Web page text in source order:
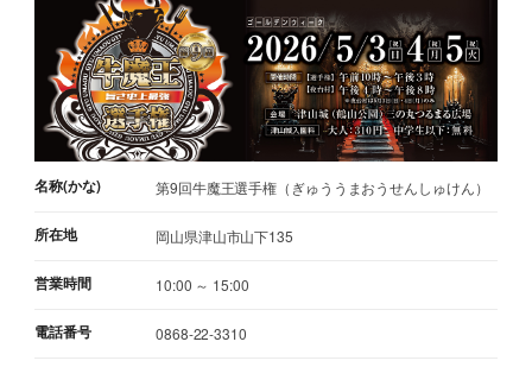
名称(かな) 第9回牛魔王選手権（ぎゅううまおうせんしゅけん）
所在地 岡山県津山市山下135
営業時間 10:00 ～ 15:00
電話番号 0868-22-3310